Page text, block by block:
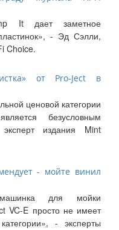
It дает заметное
- Эд Сэлли,
Choice.
от Pro-Ject в
ценовой категории
безусловным
издания Mint
- мойте винил
для мойки
VC-E просто не имеет
- эксперты